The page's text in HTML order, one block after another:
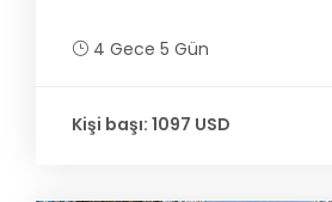
4 Gece 5 Gün
Kişi başı: 1097 USD